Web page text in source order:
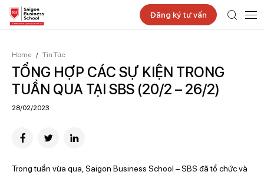
Đăng ký tư vấn
Home / Tin Tức
TỔNG HỢP CÁC SỰ KIỆN TRONG
TUẦN QUA TẠI SBS (20/2 – 26/2)
28/02/2023
Trong tuần vừa qua, Saigon Business School – SBS đã tổ chức và